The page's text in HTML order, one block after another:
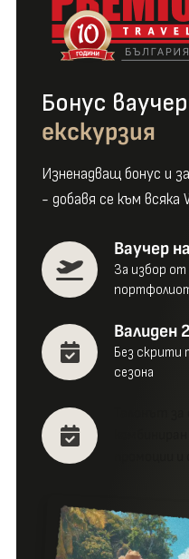
Бонус
екскурзия
Изненадващ бонус и
- добавя се към всяка
Какво
Ваучер
За избор
Валидност
Валиден
Без скрити
сезона
Валидност
Талонът